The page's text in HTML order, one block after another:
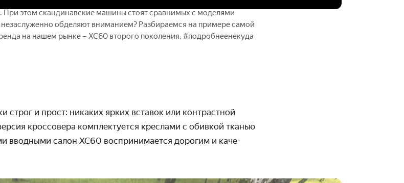
При этом скандинавские машины стоят сравнимых с моделями
обделяют вниманием? Разбираемся на примере самой
на нашем рынке – XC60 второго поколения. #подробнеенекуда
строг и прост: никаких ярких вставок или контраст­ной
кроссовера комплекту­ется креслами с обивкой тканью
вводными салон XC60 восприни­мается дорогим и каче­